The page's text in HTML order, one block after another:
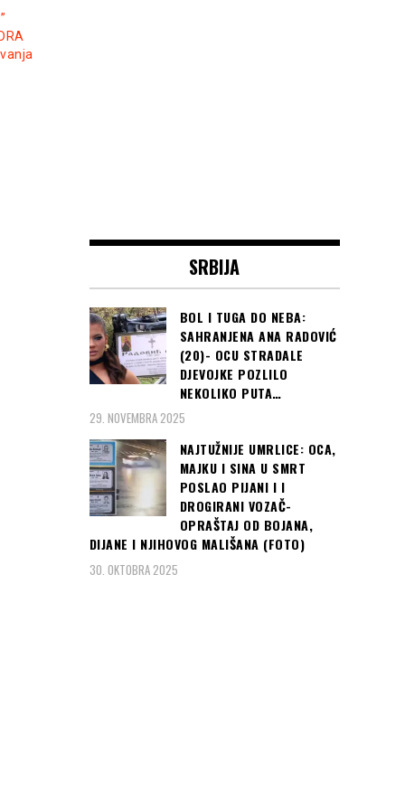
SRBIJA
BOL I TUGA DO NEBA:
SAHRANJENA ANA RADOVIĆ
(20)- OCU STRADALE
DJEVOJKE POZLILO
NEKOLIKO PUTA…
29. NOVEMBRA 2025
NAJTUŽNIJE UMRLICE: OCA,
MAJKU I SINA U SMRT
POSLAO PIJANI I I
DROGIRANI VOZAČ-
OPRAŠTAJ OD BOJANA,
DIJANE I NJIHOVOG MALIŠANA (FOTO)
30. OKTOBRA 2025